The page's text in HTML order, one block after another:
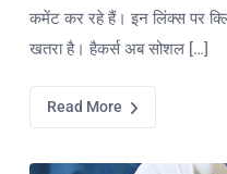
कमेंट कर रहे हैं। इन लिंक्स पर
खतरा है। हैकर्स अब सोशल […]
Read More